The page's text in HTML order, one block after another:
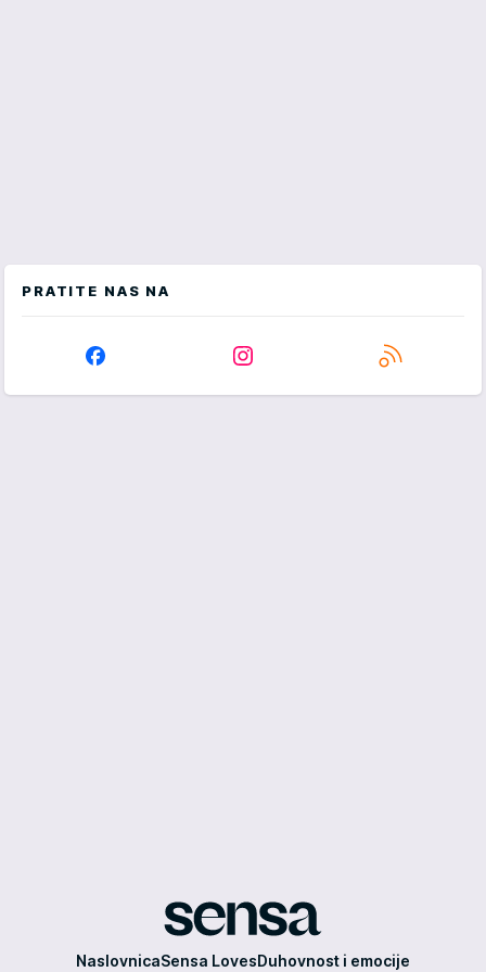
PRATITE NAS NA
NaslovnicaSensa LovesDuhovnost i emocije